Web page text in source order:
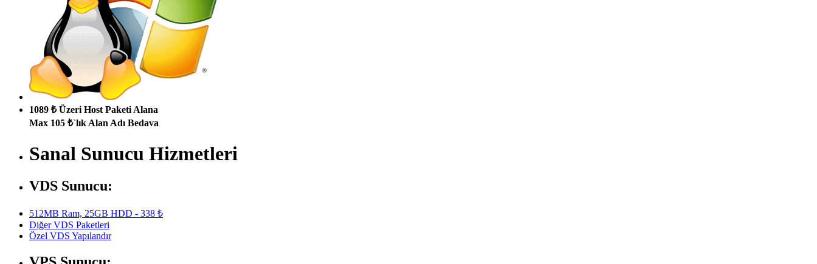
1089 ₺ Üzeri Host Paketi Alana
Max 105 ₺`lık Alan Adı Bedava
Sanal Sunucu Hizmetleri
VDS Sunucu:
512MB Ram, 25GB HDD - 338 ₺
Diğer VDS Paketleri
Özel VDS Yapılandır